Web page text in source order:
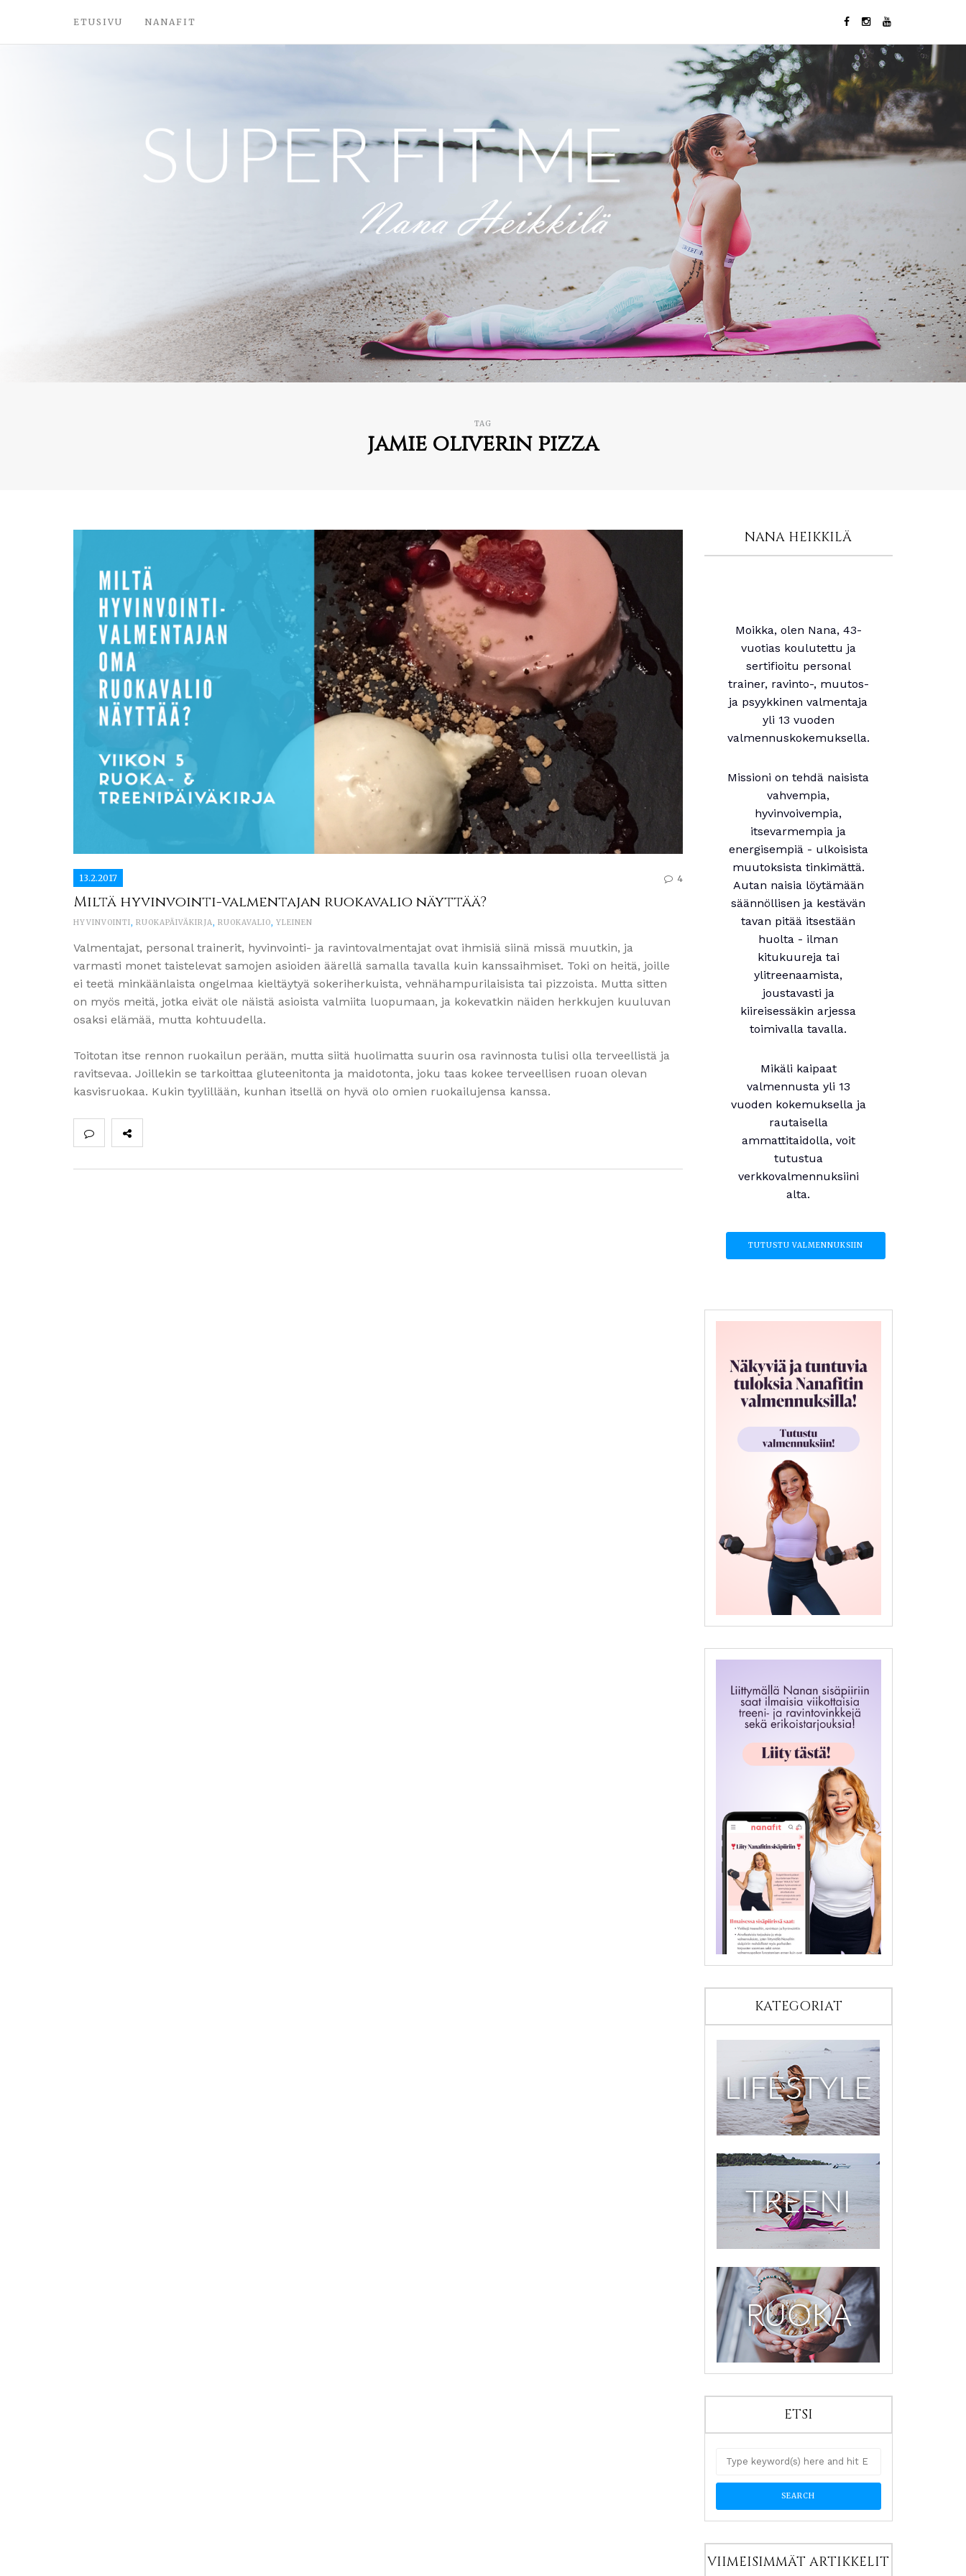
ETUSIVU NANAFIT
TAG
jamie oliverin pizza
13.2.2017 4
Miltä hyvinvointi-valmentajan ruokavalio näyttää?
HYVINVOINTI, RUOKAPÄIVÄKIRJA, RUOKAVALIO, YLEINEN
Valmentajat, personal trainerit, hyvinvointi- ja ravintovalmentajat ovat ihmisiä siinä missä muutkin, ja
varmasti monet taistelevat samojen asioiden äärellä samalla tavalla kuin kanssaihmiset. Toki on heitä, joille
ei teetä minkäänlaista ongelmaa kieltäytyä sokeriherkuista, vehnähampurilaisista tai pizzoista. Mutta sitten
on myös meitä, jotka eivät ole näistä asioista valmiita luopumaan, ja kokevatkin näiden herkkujen kuuluvan
osaksi elämää, mutta kohtuudella.
Toitotan itse rennon ruokailun perään, mutta siitä huolimatta suurin osa ravinnosta tulisi olla terveellistä ja
ravitsevaa. Joillekin se tarkoittaa gluteenitonta ja maidotonta, joku taas kokee terveellisen ruoan olevan
kasvisruokaa. Kukin tyylillään, kunhan itsellä on hyvä olo omien ruokailujensa kanssa.
NANA HEIKKILÄ
Moikka, olen Nana, 43-
vuotias koulutettu ja
sertifioitu personal
trainer, ravinto-, muutos-
ja psyykkinen valmentaja
yli 13 vuoden
valmennuskokemuksella.
Missioni on tehdä naisista
vahvempia,
hyvinvoivempia,
itsevarmempia ja
energisempiä - ulkoisista
muutoksista tinkimättä.
Autan naisia löytämään
säännöllisen ja kestävän
tavan pitää itsestään
huolta - ilman
kitukuureja tai
ylitreenaamista,
joustavasti ja
kiireisessäkin arjessa
toimivalla tavalla.
Mikäli kaipaat
valmennusta yli 13
vuoden kokemuksella ja
rautaisella
ammattitaidolla, voit
tutustua
verkkovalmennuksiini
alta.
TUTUSTU VALMENNUKSIIN
KATEGORIAT
ETSI
VIIMEISIMMÄT ARTIKKELIT